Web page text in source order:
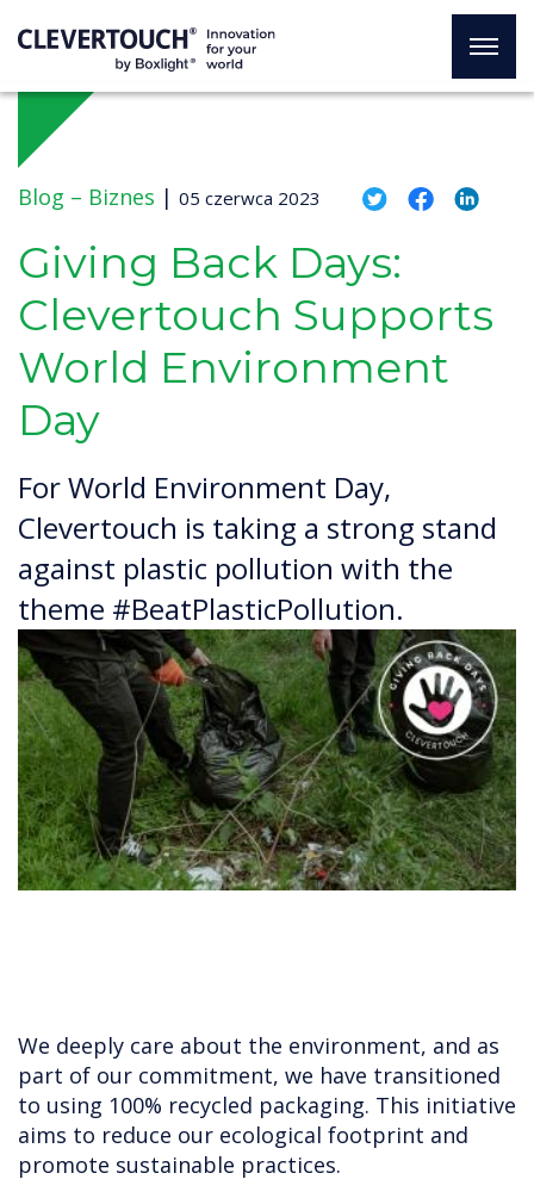
Blog – Biznes | 05 czerwca 2023
Giving Back Days:
Clevertouch Supports
World Environment
Day
For World Environment Day,
Clevertouch is taking a strong stand
against plastic pollution with the
theme #BeatPlasticPollution.
We deeply care about the environment, and as
part of our commitment, we have transitioned
to using 100% recycled packaging. This initiative
aims to reduce our ecological footprint and
promote sustainable practices.